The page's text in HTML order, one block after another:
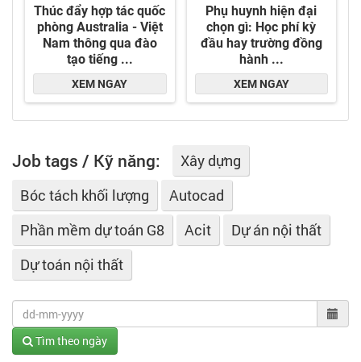
Job tags / Kỹ năng:
Xây dựng
Bóc tách khối lượng
Autocad
Phần mềm dự toán G8
Acit
Dự án nội thất
Dự toán nội thất
Tìm theo ngày